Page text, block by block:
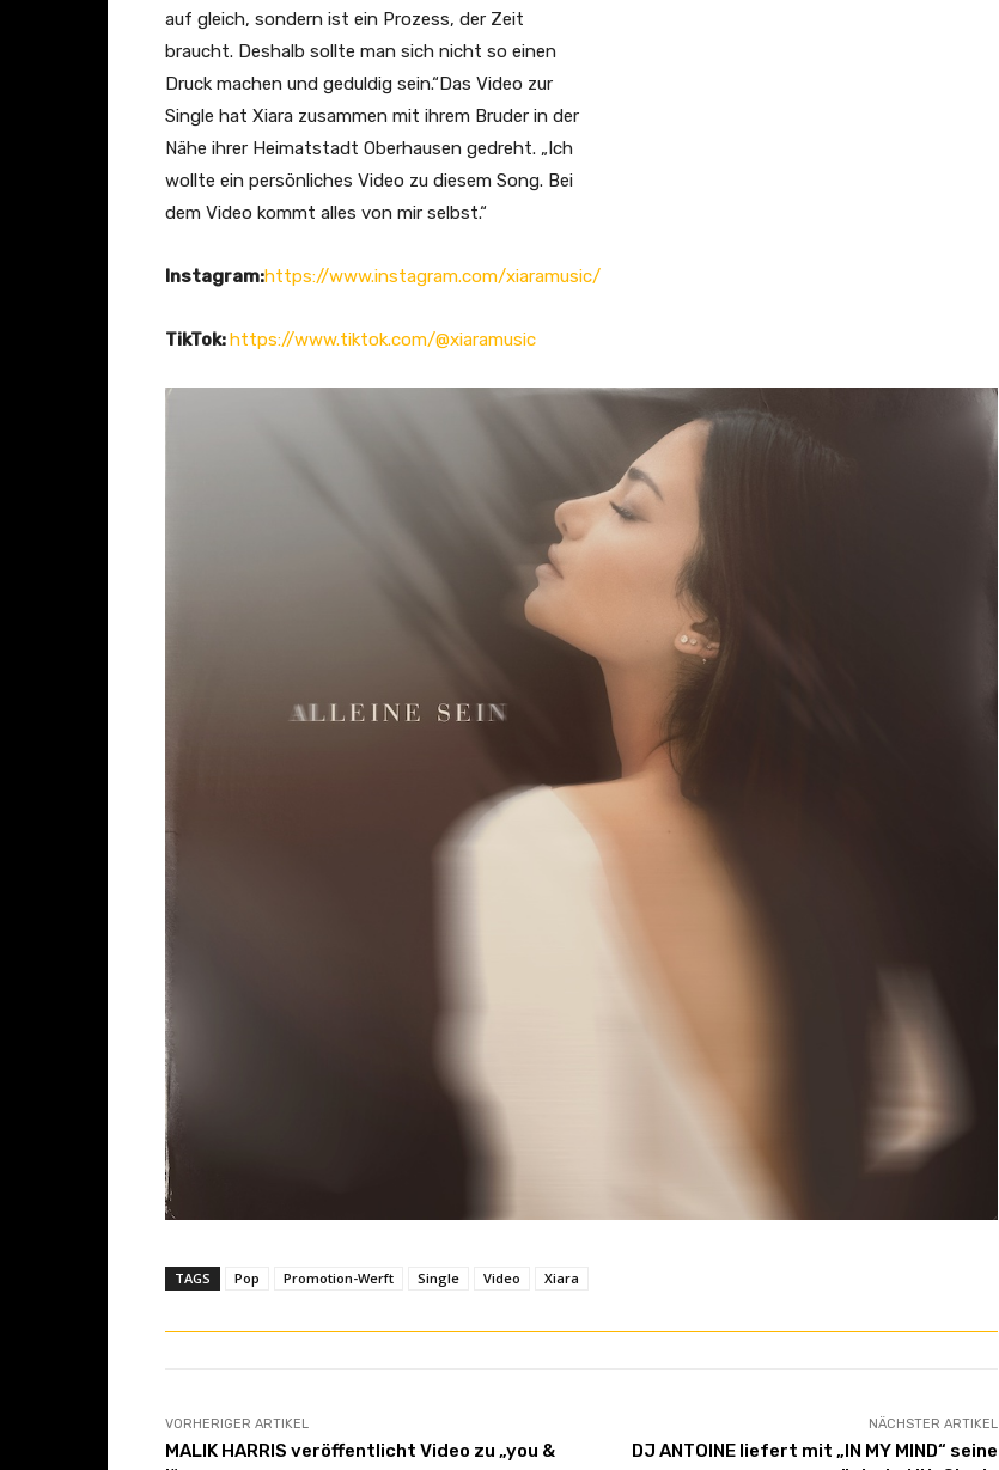
auf gleich, sondern ist ein Prozess, der Zeit
braucht. Deshalb sollte man sich nicht so einen
Druck machen und geduldig sein.“Das Video zur
Single hat Xiara zusammen mit ihrem Bruder in der
Nähe ihrer Heimatstadt Oberhausen gedreht. „Ich
wollte ein persönliches Video zu diesem Song. Bei
dem Video kommt alles von mir selbst.“
Instagram:https://www.instagram.com/xiaramusic/
TikTok: https://www.tiktok.com/@xiaramusic
TAGS Pop Promotion-Werft Single Video Xiara
VORHERIGER ARTIKEL
MALIK HARRIS veröffentlicht Video zu „you &
NÄCHSTER ARTIKEL
DJ ANTOINE liefert mit „IN MY MIND“ seine